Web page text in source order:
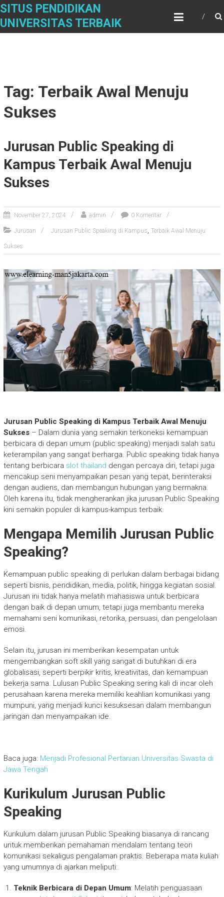
Skip
content
SITUS PENDIDIKAN
UNIVERSITAS TERBAIK
Tag: Terbaik Awal Menuju
Sukses
Jurusan Public Speaking di
Kampus Terbaik Awal Menuju
Sukses
November 27, 2024 admin 0 Komentar
Jurusan Jurusan Public Speaking di Kampus, Terbaik Awal Menuju
Sukses
Jurusan Public Speaking di Kampus Terbaik Awal Menuju
Sukses– Dalam dunia yang semakin terkoneksi kemampuan
berbicara di depan umum (public speaking) menjadi salah satu
keterampilan yang sangat berharga. Public speaking tidak hanya
tentang berbicara slot thailand dengan percaya diri, tetapi juga
mencakup seni menyampaikan pesan yang tepat, berinteraksi
dengan audiens, dan membangun hubungan yang bermakna.
Oleh karena itu, tidak mengherankan jika jurusan Public Speaking
kini semakin populer di kampus-kampus terbaik.
Mengapa Memilih Jurusan Public
Speaking?
Kemampuan public speaking di perlukan dalam berbagai bidang
seperti bisnis, pendidikan, media, politik, hingga kegiatan sosial.
Jurusan ini tidak hanya melatih mahasiswa untuk berbicara
dengan baik di depan umum, tetapi juga membantu mereka
memahami seni komunikasi, retorika, persuasi, dan pengelolaan
emosi.
Selain itu, jurusan ini memberikan kesempatan untuk
mengembangkan soft skill yang sangat di butuhkan di era
globalisasi, seperti berpikir kritis, kreativitas, dan kemampuan
bekerja sama. Lulusan Public Speaking sering kali di incar oleh
perusahaan karena mereka memiliki keahlian komunikasi yang
mumpuni, yang menjadi kunci kesuksesan dalam membangun
jaringan dan menyampaikan ide.
Baca juga: Menjadi Profesional Pertanian Universitas Swasta di
Jawa Tengah
Kurikulum Jurusan Public
Speaking
Kurikulum dalam jurusan Public Speaking biasanya di rancang
untuk memberikan pemahaman mendalam tentang teori
komunikasi sekaligus pengalaman praktis. Beberapa mata kuliah
yang umumnya di ajarkan meliputi:
Teknik Berbicara di Depan Umum: Melatih penguasaan